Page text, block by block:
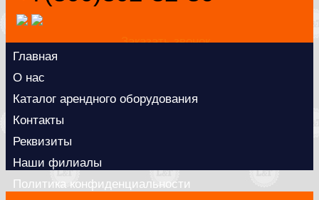
Заказать звонок
Главная
О нас
Каталог арендного оборудования
Контакты
Реквизиты
Наши филиалы
Политика конфиденциальности